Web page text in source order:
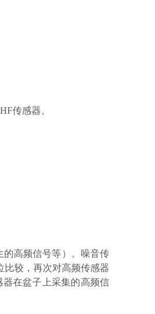
传感器。
的高频信号等）。噪音传
比较，再次对高频传感器
在盆子上采集的高频信